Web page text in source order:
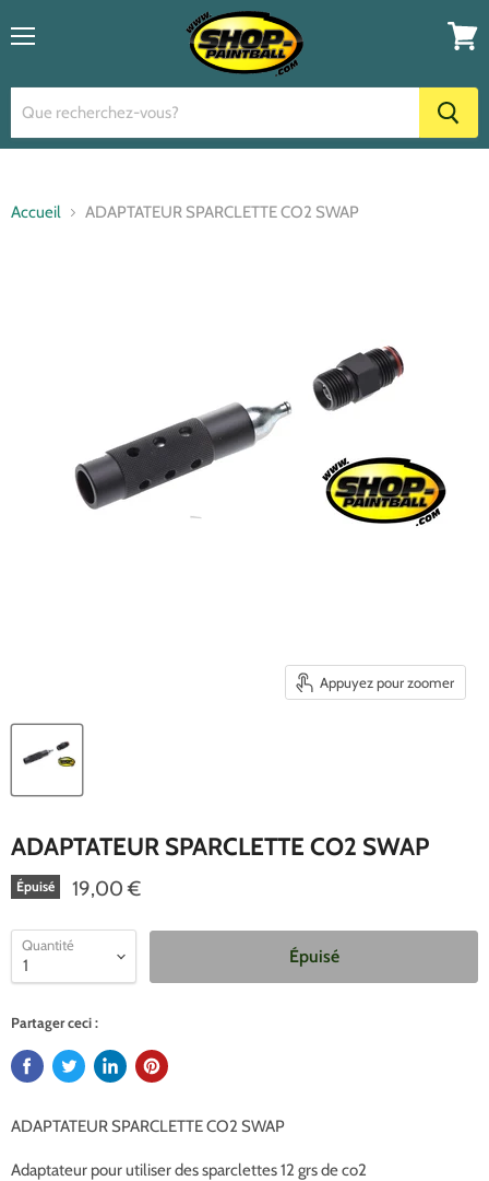
panier
Accueil ADAPTATEUR SPARCLETTE CO2 SWAP
Appuyez pour zoomer
ADAPTATEUR SPARCLETTE CO2 SWAP
Épuisé 19,00 €
Quantité
Épuisé
Partager ceci :
ADAPTATEUR SPARCLETTE CO2 SWAP
Adaptateur pour utiliser des sparclettes 12 grs de co2